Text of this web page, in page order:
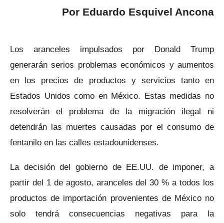
Por Eduardo Esquivel Ancona
Los aranceles impulsados por Donald Trump
generarán serios problemas económicos y aumentos
en los precios de productos y servicios tanto en
Estados Unidos como en México. Estas medidas no
resolverán el problema de la migración ilegal ni
detendrán las muertes causadas por el consumo de
fentanilo en las calles estadounidenses.
La decisión del gobierno de EE.UU. de imponer, a
partir del 1 de agosto, aranceles del 30 % a todos los
productos de importación provenientes de México no
solo tendrá consecuencias negativas para la